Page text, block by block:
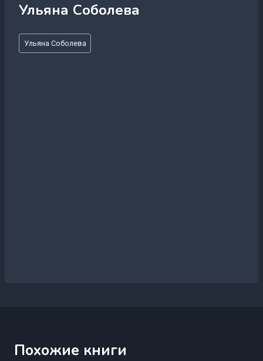
Ульяна Соболева
Метки
записи:
Ульяна Соболева
Похожие книги